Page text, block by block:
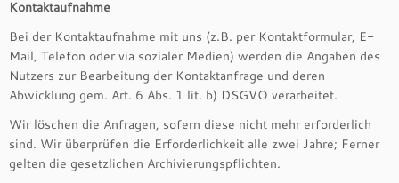
Kontaktaufnahme
Bei der Kontaktaufnahme mit uns (z.B. per Kontaktformular, E-
Mail, Telefon oder via sozialer Medien) werden die Angaben des
Nutzers zur Bearbeitung der Kontaktanfrage und deren
Abwicklung gem. Art. 6 Abs. 1 lit. b) DSGVO verarbeitet.
Wir löschen die Anfragen, sofern diese nicht mehr erforderlich
sind. Wir überprüfen die Erforderlichkeit alle zwei Jahre; Ferner
gelten die gesetzlichen Archivierungspflichten.